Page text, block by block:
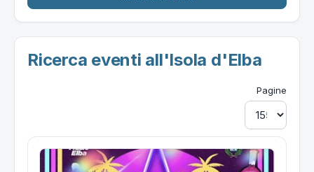
Ricerca eventi all'Isola d'Elba
Pagine